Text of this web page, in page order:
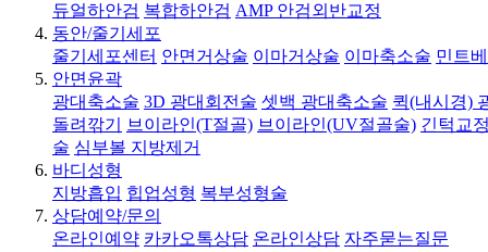
듀얼하안검 복합하안검 AMP 안검외반교정
동안/줄기세포
줄기세포센터 안면거상술 이마거상술 이마축소술 민트
안면윤곽
광대축소술 3D 광대회전술 셋백 광대축소술 퀵(내시경)
돌려깎기
브이라인(T절골) 브이라인(UV절골술) 긴턱교
술 심부볼 지방제거
바디성형
지방흡입 힙업성형 복부성형술
상담예약/문의
온라인예약 카카오톡상담 온라인상담 자주묻는질문